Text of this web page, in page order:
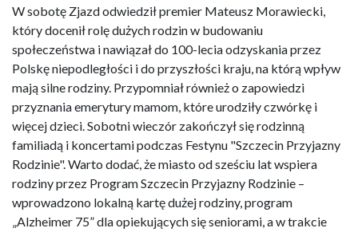
W sobotę Zjazd odwiedził premier Mateusz Morawiecki,
który docenił rolę dużych rodzin w budowaniu
społeczeństwa i nawiązał do 100-lecia odzyskania przez
Polskę niepodległości i do przyszłości kraju, na którą wpływ
mają silne rodziny. Przypomniał również o zapowiedzi
przyznania emerytury mamom, które urodziły czwórkę i
więcej dzieci. Sobotni wieczór zakończył się rodzinną
familiadą i koncertami podczas Festynu "Szczecin Przyjazny
Rodzinie". Warto dodać, że miasto od sześciu lat wspiera
rodziny przez Program Szczecin Przyjazny Rodzinie –
wprowadzono lokalną kartę dużej rodziny, program
„Alzheimer 75” dla opiekujących się seniorami, a w trakcie